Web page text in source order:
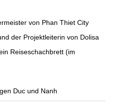
von Phan Thiet City
der Projektleiterin von Dolisa
Reiseschachbrett (im
Duc und Nanh